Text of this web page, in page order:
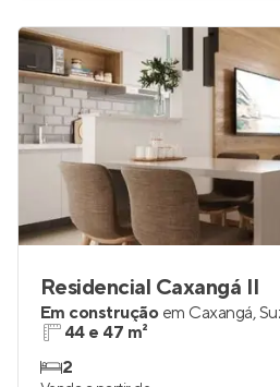
Residencial Caxangá II
Em construção em Caxangá,
44 e 47 m²
2